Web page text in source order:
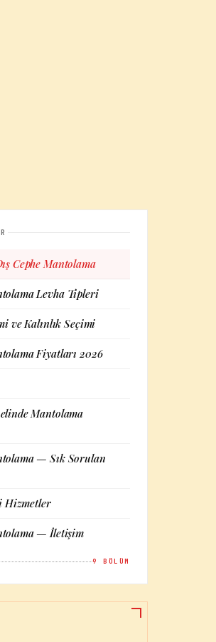
Cephe Mantolama
Levha Tipleri
ve Kalınlık Seçimi
Fiyatları 2026
Mantolama
— Sık Sorulan
Hizmetler
— İletişim
9 BÖLÜM